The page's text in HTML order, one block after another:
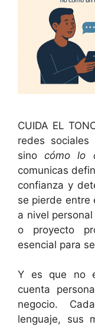
CUIDA EL
redes
sinocómo lo
comunicas
confianza y
se pierde entre
a nivel
o proyecto
esencial para
Y es que no
cuenta
negocio.
lenguaje, sus